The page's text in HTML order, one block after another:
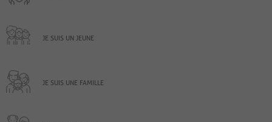
JE SUIS UN JEUNE
JE SUIS UNE FAMILLE